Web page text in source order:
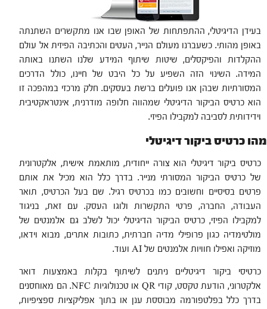
בעידן הדיגיטלי, ההתפתחות של האופן שבו אנו מתקשרים השתנתה
באופן מהותי. כשעברנו מעולם הנייר, העטים והכתיבה הפיזית אל עולם
ההקלדות והפיקסלים, שיטות שיתוף המידע שלנו השתנו באותה
המידה. השינוי הזה השפיע על כל היבט של חיינו, כולל הדרכים
המסורתיות שבהן אנו פועלים ברשת בעסקים. חלק מרכזי במהפכה זו
הוא כרטיס הביקור הדיגיטלי שמהווה חלופה מודרנית, אינטראקטיבית
וידידותית לסביבה למקבילו הפיזי.
מהו כרטיס ביקור דיגיטלי
כרטיס ביקור דיגיטלי הוא צורה ייחודית, מותאמת אישית, אלקטרונית
של כרטיס הביקור המסורתי מנייר. בדרך כלל הוא מכיל את אותם
פרטים בסיסיים וחשובים כמו בכרטיס רגיל. שם בעל הכרטיס, תואר
העבודה, החברה, פרטי התקשרות ולוגו העסק. עם זאת, בניגוד
למקבילו הפיזי, כרטיס הביקור הדיגיטלי יכול לשלב גם אלמנטים של
מולטימדיה כגון פרופילי מדיה חברתית, כתובות אתרים, מבוא וידאו,
מוזיקה ואפילו חוויות אלמנטים של AI ועוד.
כרטיסי ביקור דיגיטליים ניתנים לשיתוף בקלות באמצעות דואר
אלקטרוני, הודעת טקסט, קודי QR או טכנולוגיות NFC. הם מאוחסנים
בדרך כלל בפלטפורמה מבוססת ענן או בתוך אפליקציות ספציפיות,